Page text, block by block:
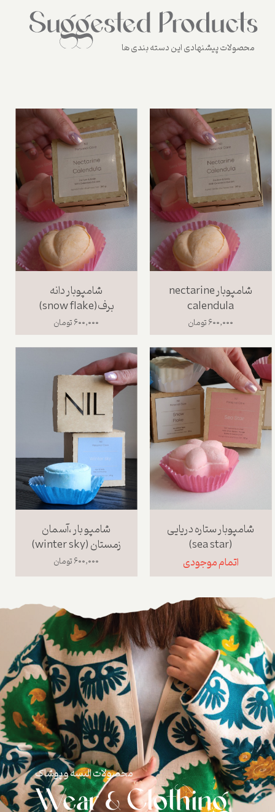
محصولات پیشنهادی این دسته بندی ها
شامپوبار nectarine
calendula
۶۰۰,۰۰۰ تومان
شامپوبار دانه
برف(snow flake)
۶۰۰,۰۰۰ تومان
شامپوبار ستاره دریایی
(sea star)
اتمام موجودی
شامپو بار ،آسمان
زمستان (winter sky)
۶۰۰,۰۰۰ تومان
محصولات البسه و پوشاک